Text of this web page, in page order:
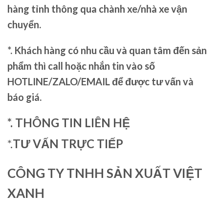
hàng tỉnh thông qua chành xe/nhà xe vận
chuyển.
*. Khách hàng có nhu cầu và quan tâm đến sản
phẩm thì call hoặc nhắn tin vào số
HOTLINE/ZALO/EMAIL để được tư vấn và
báo giá.
*. THÔNG TIN LIÊN HỆ
*.TƯ VẤN TRỰC TIẾP
CÔNG TY TNHH SẢN XUẤT VIỆT
XANH